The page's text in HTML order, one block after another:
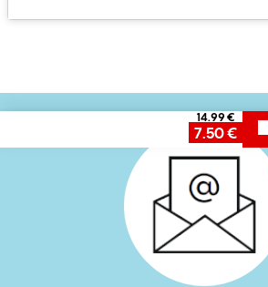
14.99 €
7.50 €